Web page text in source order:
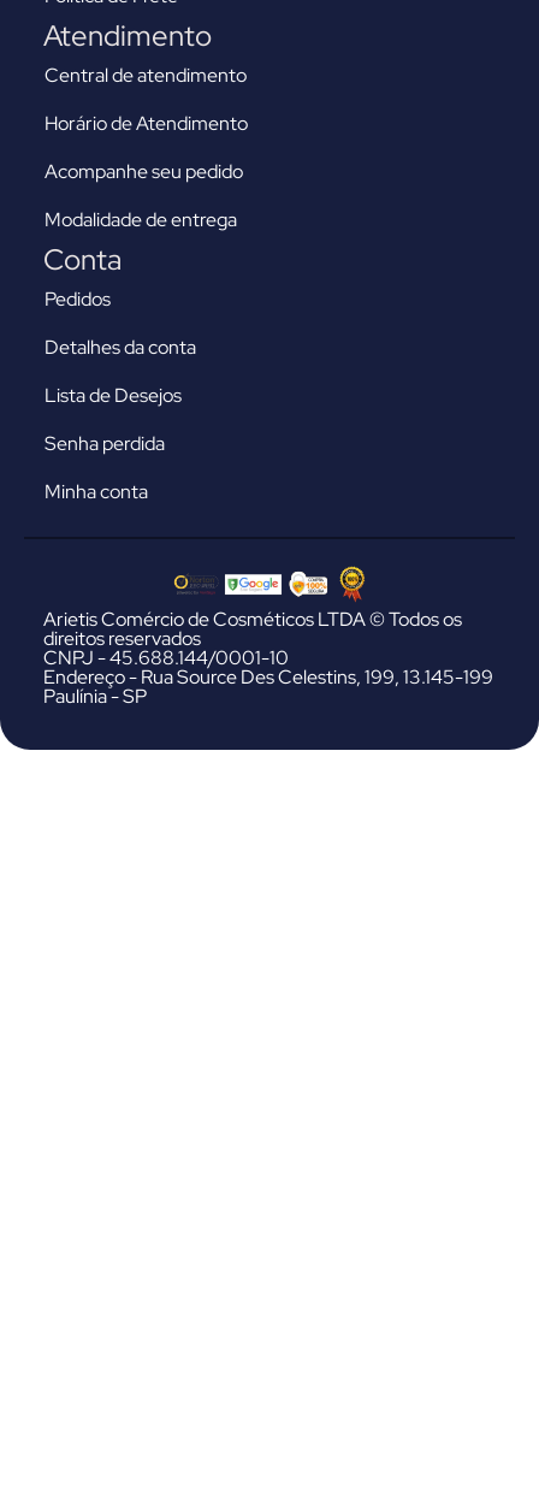
Atendimento
Central de atendimento
Horário de Atendimento
Acompanhe seu pedido
Modalidade de entrega
Conta
Pedidos
Detalhes da conta
Lista de Desejos
Senha perdida
Minha conta
Arietis Comércio de Cosméticos LTDA © Todos os
direitos reservados
CNPJ - 45.688.144/0001-10
Endereço - Rua Source Des Celestins, 199, 13.145-199
Paulínia - SP